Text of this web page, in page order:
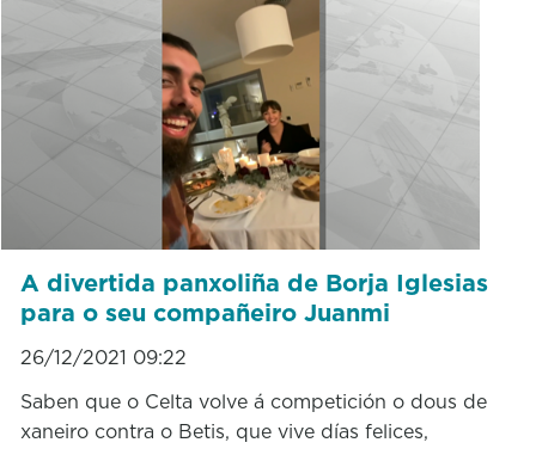
A divertida panxoliña de Borja Iglesias
para o seu compañeiro Juanmi
26/12/2021 09:22
Saben que o Celta volve á competición o dous de
xaneiro contra o Betis, que vive días felices,